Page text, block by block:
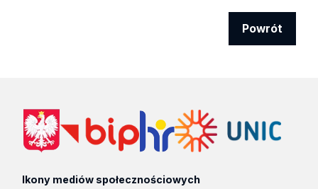
Powrót
Ikony mediów społecznościowych